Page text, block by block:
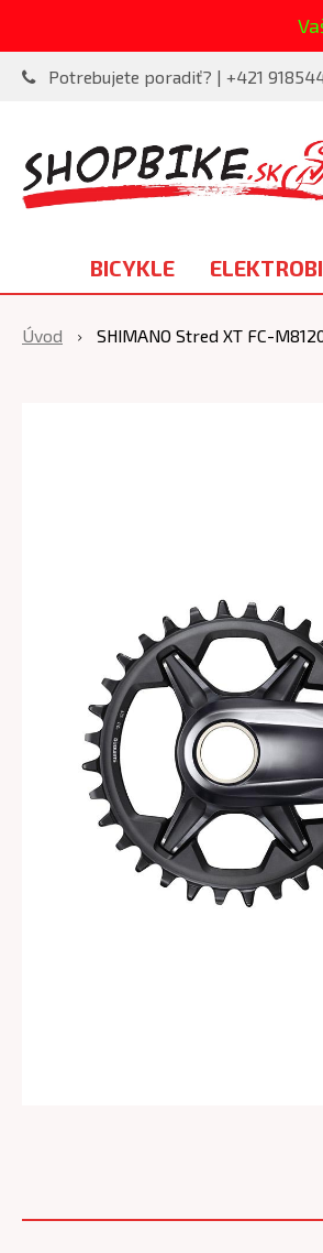
Potrebujete poradiť? | +421
BICYKLE
Úvod SHIMANO Stred XT FC-